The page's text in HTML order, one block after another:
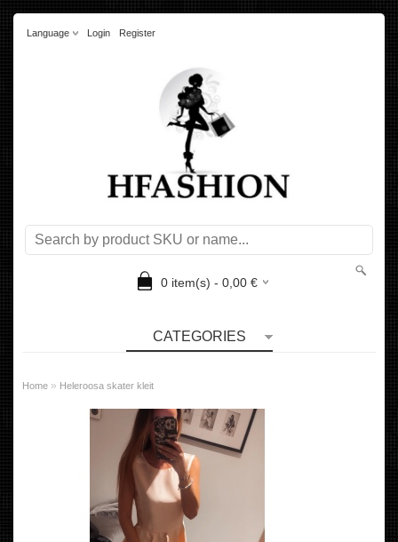
Language Login Register
0item(s) - 0,00€
CATEGORIES
Home » Heleroosa skater kleit